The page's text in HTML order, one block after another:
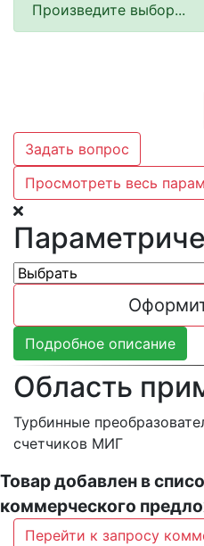
Произведите выбор...
Задать вопрос
Просмотреть весь
Подробное описание
Область
Турбинные
счетчиков МИГ
Товар добавлен в
коммерческого
Перейти к запросу